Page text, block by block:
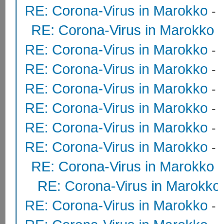
RE: Corona-Virus in Marokko
RE: Corona-Virus in Marokko
RE: Corona-Virus in Marokko
RE: Corona-Virus in Marokko
RE: Corona-Virus in Marokko
RE: Corona-Virus in Marokko
RE: Corona-Virus in Marokko
RE: Corona-Virus in Marokko
RE: Corona-Virus in Marokko
RE: Corona-Virus in
RE: Corona-Virus in Marokko